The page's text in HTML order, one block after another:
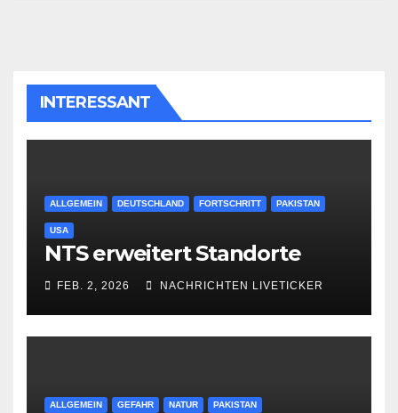
INTERESSANT
ALLGEMEIN DEUTSCHLAND FORTSCHRITT PAKISTAN
USA
NTS erweitert Standorte
FEB. 2, 2026 NACHRICHTEN LIVETICKER
ALLGEMEIN GEFAHR NATUR PAKISTAN